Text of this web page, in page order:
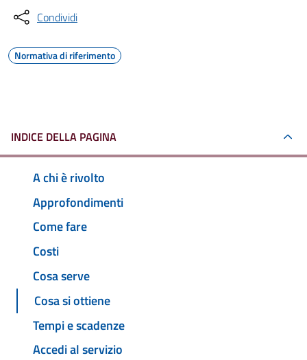
Condividi
Normativa di riferimento
INDICE DELLA PAGINA
A chi è rivolto
Approfondimenti
Come fare
Costi
Cosa serve
Cosa si ottiene
Tempi e scadenze
Accedi al servizio